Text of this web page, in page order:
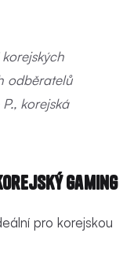
odběratelů
korejská
gaming
pro korejskou